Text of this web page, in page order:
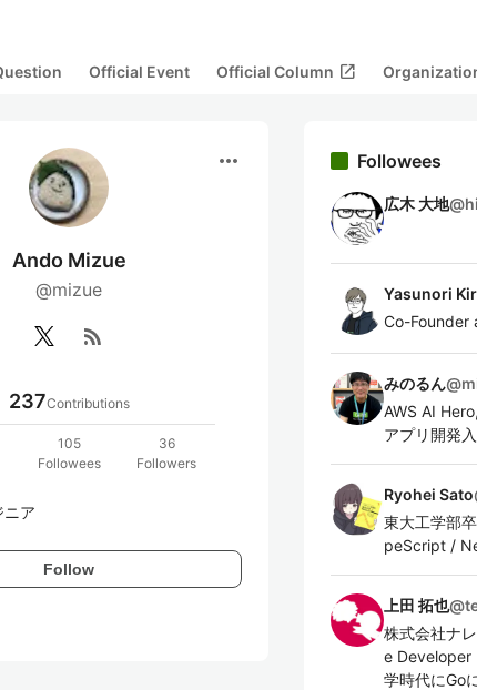
Official Event Official Column open_in_new
more_horiz
Ando Mizue
@mizue
rss_feed
237Contributions
105
Followees
36
Followers
ニア
Follow
Followees
広木 大地@
Yasunori
Co-Founder
みのるん@
AWS AI
アプリ開発
Ryohei Sato
東大工学部
peScript /
上田 拓也@
株式会社ナ
e Developer
学時代にGo